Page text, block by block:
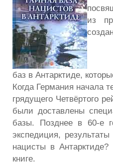
из
баз в Антарктиде,
Когда Германия начала
грядущего Четвёртого
были доставлены
базы. Позднее в 60-е
экспедиция,
нацисты в
книге.